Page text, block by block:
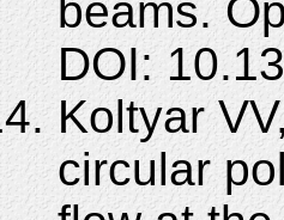
beams.
DOI:
Koltyar
circular